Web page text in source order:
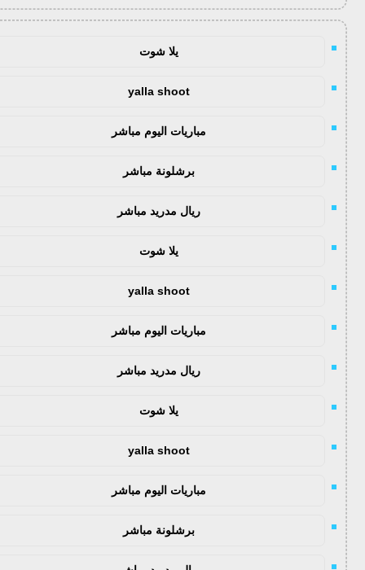
يلا شوت
yalla shoot
مباريات اليوم مباشر
برشلونة مباشر
ريال مدريد مباشر
يلا شوت
yalla shoot
مباريات اليوم مباشر
ريال مدريد مباشر
يلا شوت
yalla shoot
مباريات اليوم مباشر
برشلونة مباشر